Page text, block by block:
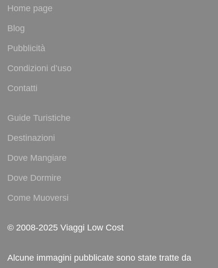
Home page
Blog
Pubblicità
Condizioni d’uso
Contatti
Guide Turistiche
Destinazioni
Dove Mangiare
Dove Dormire
Come Muoversi
© 2008-2025 Viaggi Low Cost
Alcune immagini pubblicate sono state tratte da